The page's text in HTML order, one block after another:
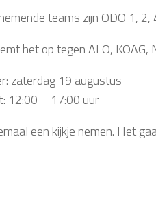
teams zijn ODO 1, 2,
het op tegen ALO, KOAG,
zaterdag 19 augustus
12:00 – 17:00 uur
een kijkje nemen. Het